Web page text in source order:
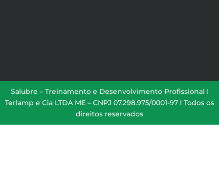
Salubre – Treinamento e Desenvolvimento Profissional I
Terlamp e Cia LTDA ME – CNPJ 07.298.975/0001-97 I Todos os
direitos reservados